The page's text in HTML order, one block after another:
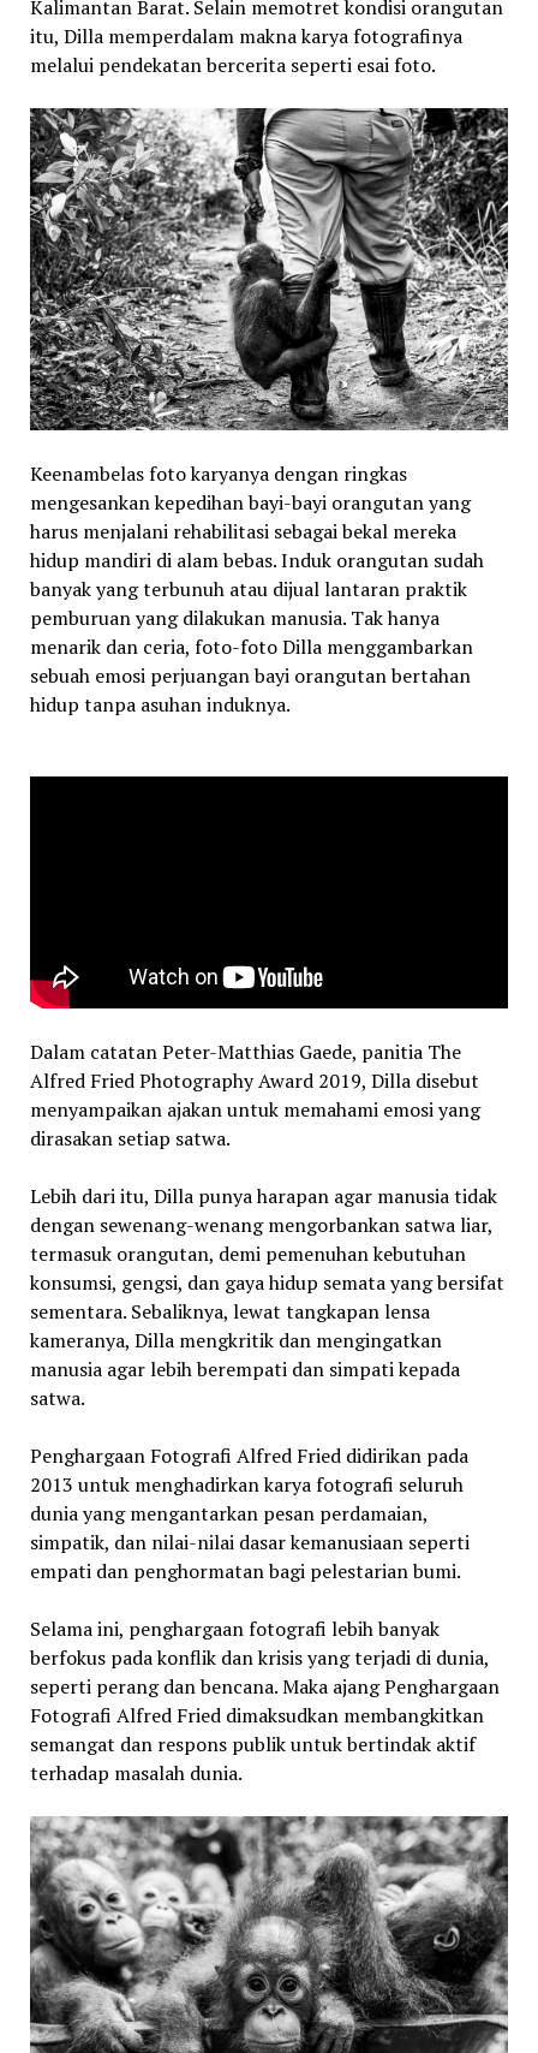
Kalimantan Barat. Selain memotret kondisi orangutan
itu, Dilla memperdalam makna karya fotografinya
melalui pendekatan bercerita seperti esai foto.
Keenambelas foto karyanya dengan ringkas
mengesankan kepedihan bayi-bayi orangutan yang
harus menjalani rehabilitasi sebagai bekal mereka
hidup mandiri di alam bebas. Induk orangutan sudah
banyak yang terbunuh atau dijual lantaran praktik
pemburuan yang dilakukan manusia. Tak hanya
menarik dan ceria, foto-foto Dilla menggambarkan
sebuah emosi perjuangan bayi orangutan bertahan
hidup tanpa asuhan induknya.
Dalam catatan Peter-Matthias Gaede, panitia The
Alfred Fried Photography Award 2019, Dilla disebut
menyampaikan ajakan untuk memahami emosi yang
dirasakan setiap satwa.
Lebih dari itu, Dilla punya harapan agar manusia tidak
dengan sewenang-wenang mengorbankan satwa liar,
termasuk orangutan, demi pemenuhan kebutuhan
konsumsi, gengsi, dan gaya hidup semata yang bersifat
sementara. Sebaliknya, lewat tangkapan lensa
kameranya, Dilla mengkritik dan mengingatkan
manusia agar lebih berempati dan simpati kepada
satwa.
Penghargaan Fotografi Alfred Fried didirikan pada
2013 untuk menghadirkan karya fotografi seluruh
dunia yang mengantarkan pesan perdamaian,
simpatik, dan nilai-nilai dasar kemanusiaan seperti
empati dan penghormatan bagi pelestarian bumi.
Selama ini, penghargaan fotografi lebih banyak
berfokus pada konflik dan krisis yang terjadi di dunia,
seperti perang dan bencana. Maka ajang Penghargaan
Fotografi Alfred Fried dimaksudkan membangkitkan
semangat dan respons publik untuk bertindak aktif
terhadap masalah dunia.